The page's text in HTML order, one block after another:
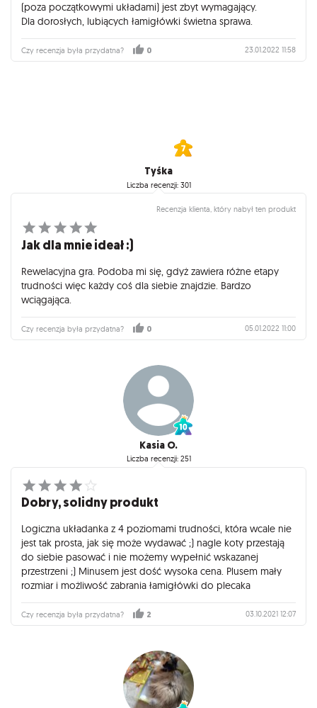
(poza początkowymi układami) jest zbyt wymagający.
Dla dorosłych, lubiących łamigłówki świetna sprawa.
Czy recenzja była przydatna? 0 23.01.2022 11:58
Tyśka
Liczba recenzji: 301
Recenzja klienta, który nabył ten produkt
Jak dla mnie ideał :)
Rewelacyjna gra. Podoba mi się, gdyż zawiera różne etapy
trudności więc każdy coś dla siebie znajdzie. Bardzo
wciągająca.
Czy recenzja była przydatna? 0 05.01.2022 11:00
Kasia O.
Liczba recenzji: 251
Dobry, solidny produkt
Logiczna układanka z 4 poziomami trudności, która wcale nie
jest tak prosta, jak się może wydawać ;) nagle koty przestają
do siebie pasować i nie możemy wypełnić wskazanej
przestrzeni ;) Minusem jest dość wysoka cena. Plusem mały
rozmiar i możliwość zabrania łamigłówki do plecaka
Czy recenzja była przydatna? 2 03.10.2021 12:07